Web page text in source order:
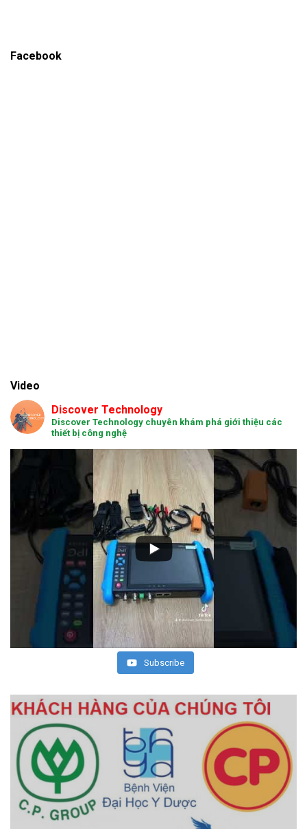
Facebook
Video
Discover Technology
Discover Technology chuyên khám phá giới thiệu các
thiết bị công nghệ
Subscribe